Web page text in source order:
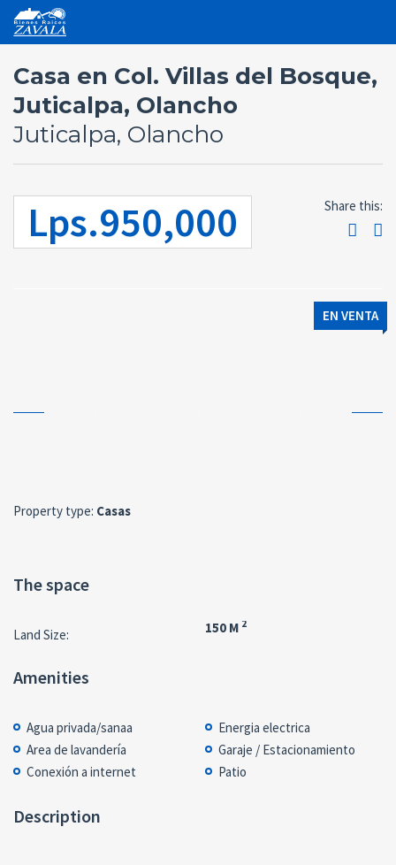
Casa en Col. Villas del Bosque,
Juticalpa, Olancho
Juticalpa, Olancho
Lps.950,000 Share this:
EN VENTA
Property type: Casas
The space
Land Size: 150 M 2
Amenities
Agua privada/sanaa
Area de lavandería
Conexión a internet
Energia electrica
Garaje / Estacionamiento
Patio
Description